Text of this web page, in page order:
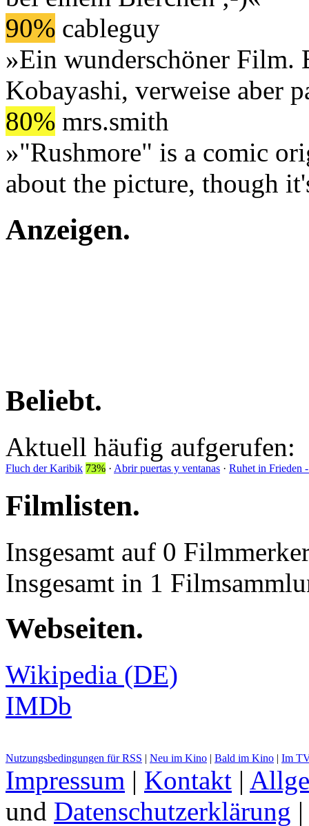
90% cableguy
»Ein wunderschöner Film.
Kobayashi, verweise aber
80% mrs.smith
»"Rushmore" is a comic
about the picture, though
Anzeigen.
Beliebt.
Aktuell häufig aufgerufen:
Fluch der Karibik 73% · Abrir puertas y ventanas · Ruhet in Frieden
Filmlisten.
Insgesamt auf 0
Insgesamt in 1
Webseiten.
Wikipedia (DE)
IMDb
Nutzungsbedingungen für RSS | Neu im Kino | Bald im Kino | Im
Impressum | Kontakt |
und Datenschutzerklärung